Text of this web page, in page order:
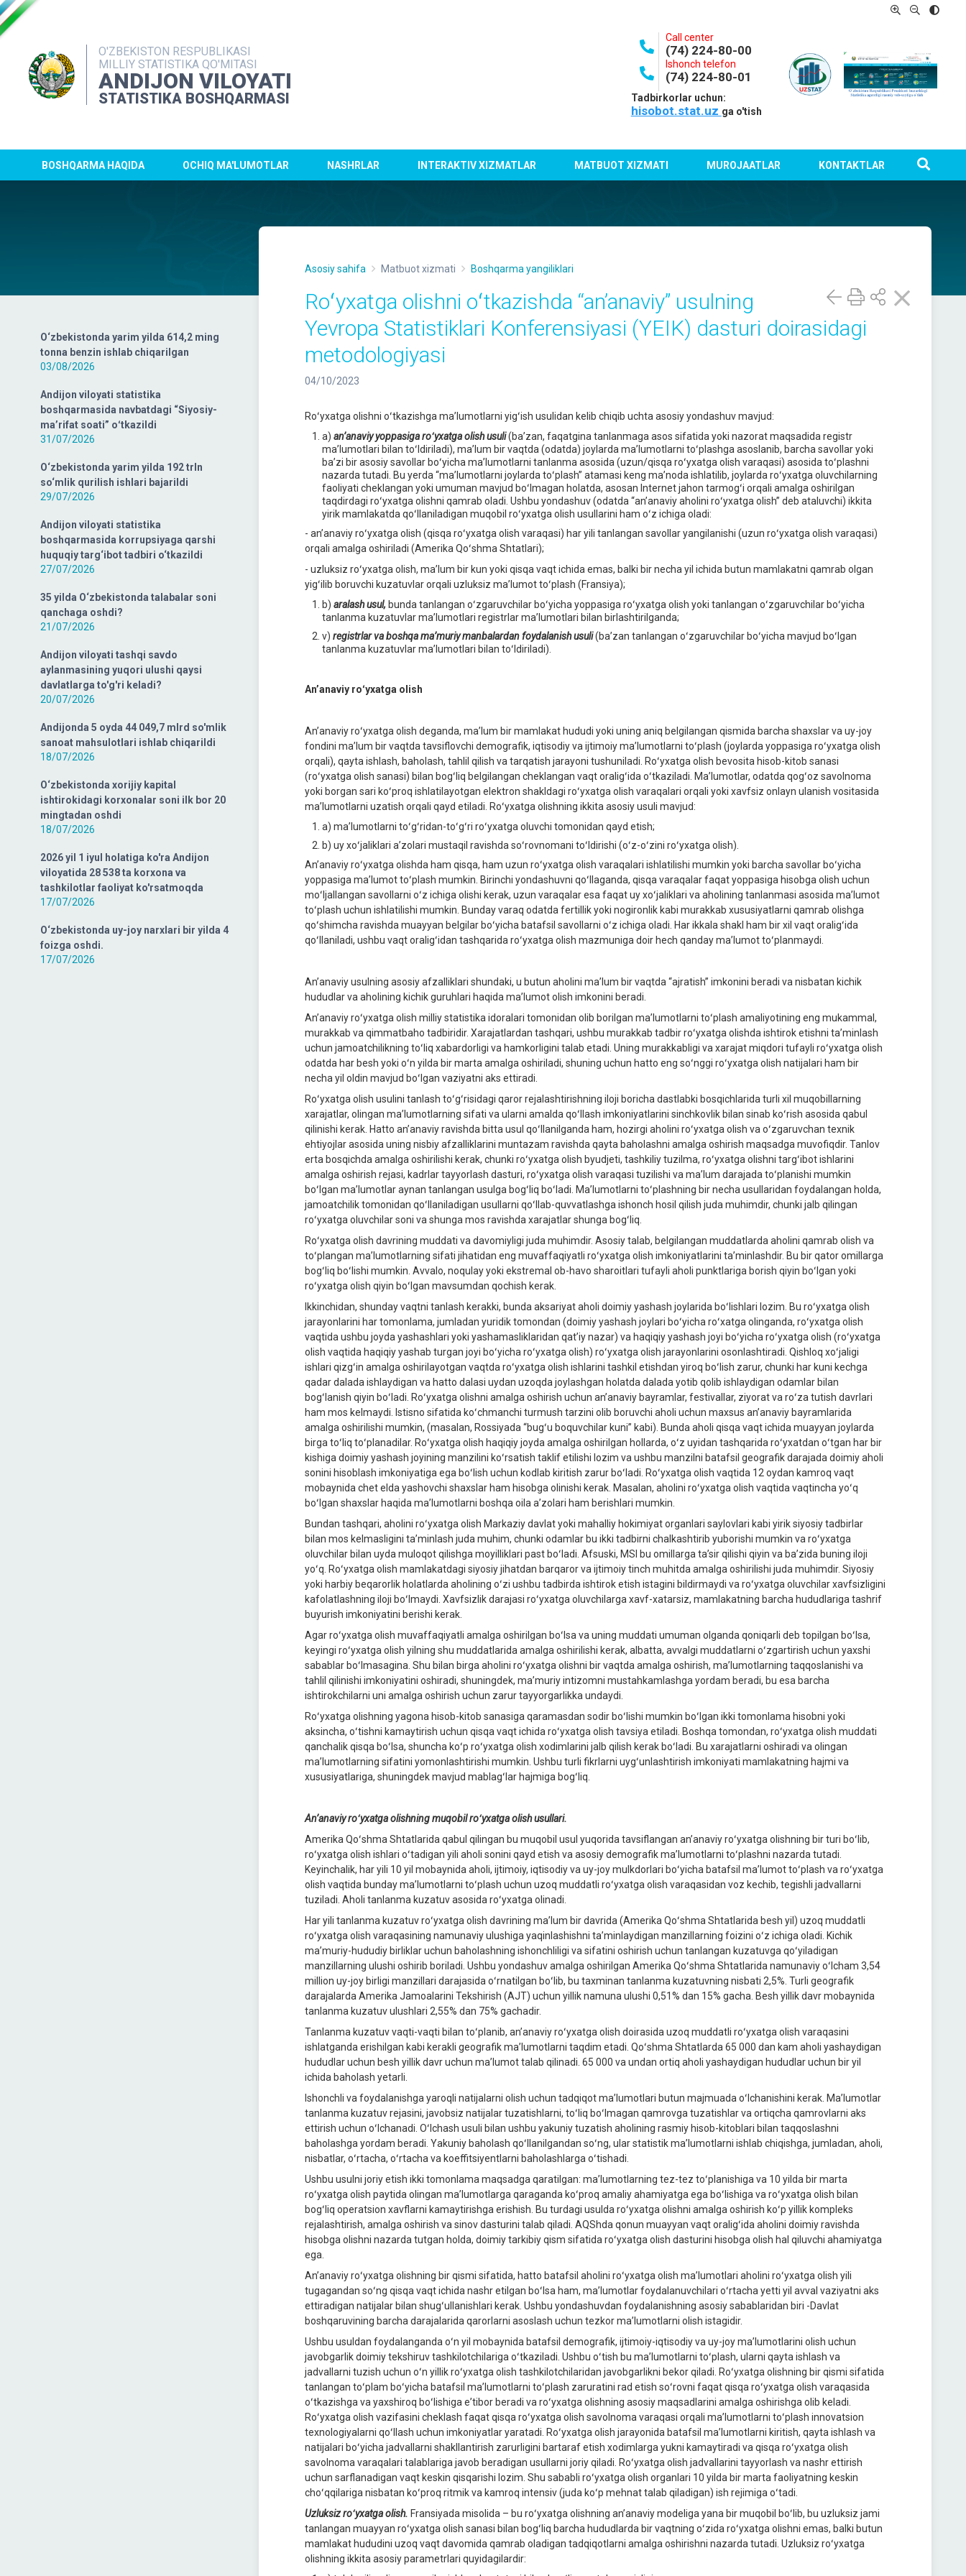
O'ZBEKISTON RESPUBLIKASI
MILLIY STATISTIKA QO'MITASI
ANDIJON VILOYATI
STATISTIKA BOSHQARMASI
Call center
(74) 224-80-00
Ishonch telefon
(74) 224-80-01
Tadbirkorlar uchun:
hisobot.stat.uz ga o'tish
BOSHQARMA HAQIDA OCHIQ MA'LUMOTLAR NASHRLAR INTERAKTIV XIZMATLAR MATBUOT XIZMATI MUROJAATLAR KONTAKTLAR
O‘zbekistonda yarim yilda 614,2 ming
tonna benzin ishlab chiqarilgan
03/08/2026
Andijon viloyati statistika
boshqarmasida navbatdagi “Siyosiy-
ma’rifat soati” oʻtkazildi
31/07/2026
O‘zbekistonda yarim yilda 192 trln
so‘mlik qurilish ishlari bajarildi
29/07/2026
Andijon viloyati statistika
boshqarmasida korrupsiyaga qarshi
huquqiy targ‘ibot tadbiri o‘tkazildi
27/07/2026
35 yilda O‘zbekistonda talabalar soni
qanchaga oshdi?
21/07/2026
Andijon viloyati tashqi savdo
aylanmasining yuqori ulushi qaysi
davlatlarga to'g'ri keladi?
20/07/2026
Andijonda 5 oyda 44 049,7 mlrd so'mlik
sanoat mahsulotlari ishlab chiqarildi
18/07/2026
O‘zbekistonda xorijiy kapital
ishtirokidagi korxonalar soni ilk bor 20
mingtadan oshdi
18/07/2026
2026 yil 1 iyul holatiga ko'ra Andijon
viloyatida 28 538 ta korxona va
tashkilotlar faoliyat ko'rsatmoqda
17/07/2026
O‘zbekistonda uy-joy narxlari bir yilda 4
foizga oshdi.
17/07/2026
Asosiy sahifa Matbuot xizmati Boshqarma yangiliklari
Roʻyxatga olishni oʻtkazishda “anʼanaviy” usulning
Yevropa Statistiklari Konferensiyasi (YEIK) dasturi doirasidagi
metodologiyasi
04/10/2023
Roʻyxatga olishni oʻtkazishga maʼlumotlarni yigʻish usulidan kelib chiqib uchta asosiy yondashuv mavjud:
a) anʼanaviy yoppasiga roʻyxatga olish usuli(baʼzan, faqatgina tanlanmaga asos sifatida yoki nazorat maqsadida registr
maʼlumotlari bilan toʻldiriladi), maʼlum bir vaqtda (odatda) joylarda maʼlumotlarni toʻplashga asoslanib, barcha savollar yoki
baʼzi bir asosiy savollar boʻyicha maʼlumotlarni tanlanma asosida (uzun/qisqa roʻyxatga olish varaqasi) asosida toʻplashni
nazarda tutadi. Bu yerda “maʼlumotlarni joylarda toʻplash” atamasi keng maʼnoda ishlatilib, joylarda roʻyxatga oluvchilarning
faoliyati cheklangan yoki umuman mavjud boʻlmagan holatda, asosan Internet jahon tarmogʻi orqali amalga oshirilgan
taqdirdagi roʻyxatga olishni qamrab oladi. Ushbu yondashuv (odatda “anʼanaviy aholini roʻyxatga olish” deb ataluvchi) ikkita
yirik mamlakatda qoʻllaniladigan muqobil roʻyxatga olish usullarini ham oʻz ichiga oladi:
- anʼanaviy roʻyxatga olish (qisqa roʻyxatga olish varaqasi) har yili tanlangan savollar yangilanishi (uzun roʻyxatga olish varaqasi)
orqali amalga oshiriladi (Amerika Qoʻshma Shtatlari);
- uzluksiz roʻyxatga olish, maʼlum bir kun yoki qisqa vaqt ichida emas, balki bir necha yil ichida butun mamlakatni qamrab olgan
yigʻilib boruvchi kuzatuvlar orqali uzluksiz maʼlumot toʻplash (Fransiya);
b) aralash usul, bunda tanlangan oʻzgaruvchilar boʻyicha yoppasiga roʻyxatga olish yoki tanlangan oʻzgaruvchilar boʻyicha
tanlanma kuzatuvlar maʼlumotlari registrlar maʼlumotlari bilan birlashtirilganda;
v) registrlar va boshqa maʼmuriy manbalardan foydalanish usuli(baʼzan tanlangan oʻzgaruvchilar boʻyicha mavjud boʻlgan
tanlanma kuzatuvlar maʼlumotlari bilan toʻldiriladi).
Anʼanaviy roʻyxatga olish
Anʼanaviy roʻyxatga olish deganda, maʼlum bir mamlakat hududi yoki uning aniq belgilangan qismida barcha shaxslar va uy-joy
fondini maʼlum bir vaqtda tavsiflovchi demografik, iqtisodiy va ijtimoiy maʼlumotlarni toʻplash (joylarda yoppasiga roʻyxatga olish
orqali), qayta ishlash, baholash, tahlil qilish va tarqatish jarayoni tushuniladi. Roʻyxatga olish bevosita hisob-kitob sanasi
(roʻyxatga olish sanasi) bilan bogʻliq belgilangan cheklangan vaqt oraligʻida oʻtkaziladi. Maʼlumotlar, odatda qogʻoz savolnoma
yoki borgan sari koʻproq ishlatilayotgan elektron shakldagi roʻyxatga olish varaqalari orqali yoki xavfsiz onlayn ulanish vositasida
maʼlumotlarni uzatish orqali qayd etiladi. Roʻyxatga olishning ikkita asosiy usuli mavjud:
a) maʼlumotlarni toʻgʻridan-toʻgʻri roʻyxatga oluvchi tomonidan qayd etish;
b) uy xoʻjaliklari aʼzolari mustaqil ravishda soʻrovnomani toʻldirishi (oʻz-oʻzini roʻyxatga olish).
Anʼanaviy roʻyxatga olishda ham qisqa, ham uzun roʻyxatga olish varaqalari ishlatilishi mumkin yoki barcha savollar boʻyicha
yoppasiga maʼlumot toʻplash mumkin. Birinchi yondashuvni qoʻllaganda, qisqa varaqalar faqat yoppasiga hisobga olish uchun
moʻljallangan savollarni oʻz ichiga olishi kerak, uzun varaqalar esa faqat uy xoʻjaliklari va aholining tanlanmasi asosida maʼlumot
toʻplash uchun ishlatilishi mumkin. Bunday varaq odatda fertillik yoki nogironlik kabi murakkab xususiyatlarni qamrab olishga
qoʻshimcha ravishda muayyan belgilar boʻyicha batafsil savollarni oʻz ichiga oladi. Har ikkala shakl ham bir xil vaqt oraligʻida
qoʻllaniladi, ushbu vaqt oraligʻidan tashqarida roʻyxatga olish mazmuniga doir hech qanday maʼlumot toʻplanmaydi.
Anʼanaviy usulning asosiy afzalliklari shundaki, u butun aholini maʼlum bir vaqtda “ajratish” imkonini beradi va nisbatan kichik
hududlar va aholining kichik guruhlari haqida maʼlumot olish imkonini beradi.
Anʼanaviy roʻyxatga olish milliy statistika idoralari tomonidan olib borilgan maʼlumotlarni toʻplash amaliyotining eng mukammal,
murakkab va qimmatbaho tadbiridir. Xarajatlardan tashqari, ushbu murakkab tadbir roʻyxatga olishda ishtirok etishni taʼminlash
uchun jamoatchilikning toʻliq xabardorligi va hamkorligini talab etadi. Uning murakkabligi va xarajat miqdori tufayli roʻyxatga olish
odatda har besh yoki oʻn yilda bir marta amalga oshiriladi, shuning uchun hatto eng soʻnggi roʻyxatga olish natijalari ham bir
necha yil oldin mavjud boʻlgan vaziyatni aks ettiradi.
Roʻyxatga olish usulini tanlash toʻgʻrisidagi qaror rejalashtirishning iloji boricha dastlabki bosqichlarida turli xil muqobillarning
xarajatlar, olingan maʼlumotlarning sifati va ularni amalda qoʻllash imkoniyatlarini sinchkovlik bilan sinab koʻrish asosida qabul
qilinishi kerak. Hatto anʼanaviy ravishda bitta usul qoʻllanilganda ham, hozirgi aholini roʻyxatga olish va oʻzgaruvchan texnik
ehtiyojlar asosida uning nisbiy afzalliklarini muntazam ravishda qayta baholashni amalga oshirish maqsadga muvofiqdir. Tanlov
erta bosqichda amalga oshirilishi kerak, chunki roʻyxatga olish byudjeti, tashkiliy tuzilma, roʻyxatga olishni targʻibot ishlarini
amalga oshirish rejasi, kadrlar tayyorlash dasturi, roʻyxatga olish varaqasi tuzilishi va maʼlum darajada toʻplanishi mumkin
boʻlgan maʼlumotlar aynan tanlangan usulga bogʻliq boʻladi. Maʼlumotlarni toʻplashning bir necha usullaridan foydalangan holda,
jamoatchilik tomonidan qoʻllaniladigan usullarni qoʻllab-quvvatlashga ishonch hosil qilish juda muhimdir, chunki jalb qilingan
roʻyxatga oluvchilar soni va shunga mos ravishda xarajatlar shunga bogʻliq.
Roʻyxatga olish davrining muddati va davomiyligi juda muhimdir. Asosiy talab, belgilangan muddatlarda aholini qamrab olish va
toʻplangan maʼlumotlarning sifati jihatidan eng muvaffaqiyatli roʻyxatga olish imkoniyatlarini taʼminlashdir. Bu bir qator omillarga
bogʻliq boʻlishi mumkin. Avvalo, noqulay yoki ekstremal ob-havo sharoitlari tufayli aholi punktlariga borish qiyin boʻlgan yoki
roʻyxatga olish qiyin boʻlgan mavsumdan qochish kerak.
Ikkinchidan, shunday vaqtni tanlash kerakki, bunda aksariyat aholi doimiy yashash joylarida boʻlishlari lozim. Bu roʻyxatga olish
jarayonlarini har tomonlama, jumladan yuridik tomondan (doimiy yashash joylari boʻyicha roʻxatga olinganda, roʻyxatga olish
vaqtida ushbu joyda yashashlari yoki yashamasliklaridan qat’iy nazar) va haqiqiy yashash joyi boʻyicha roʻyxatga olish (roʻyxatga
olish vaqtida haqiqiy yashab turgan joyi boʻyicha roʻyxatga olish) roʻyxatga olish jarayonlarini osonlashtiradi. Qishloq xoʻjaligi
ishlari qizgʻin amalga oshirilayotgan vaqtda roʻyxatga olish ishlarini tashkil etishdan yiroq boʻlish zarur, chunki har kuni kechga
qadar dalada ishlaydigan va hatto dalasi uydan uzoqda joylashgan holatda dalada yotib qolib ishlaydigan odamlar bilan
bogʻlanish qiyin boʻladi. Roʻyxatga olishni amalga oshirish uchun anʼanaviy bayramlar, festivallar, ziyorat va roʻza tutish davrlari
ham mos kelmaydi. Istisno sifatida koʻchmanchi turmush tarzini olib boruvchi aholi uchun maxsus anʼanaviy bayramlarida
amalga oshirilishi mumkin, (masalan, Rossiyada “bugʻu boquvchilar kuni” kabi). Bunda aholi qisqa vaqt ichida muayyan joylarda
birga toʻliq toʻplanadilar. Roʻyxatga olish haqiqiy joyda amalga oshirilgan hollarda, oʻz uyidan tashqarida roʻyxatdan oʻtgan har bir
kishiga doimiy yashash joyining manzilini koʻrsatish taklif etilishi lozim va ushbu manzilni batafsil geografik darajada doimiy aholi
sonini hisoblash imkoniyatiga ega boʻlish uchun kodlab kiritish zarur boʻladi. Roʻyxatga olish vaqtida 12 oydan kamroq vaqt
mobaynida chet elda yashovchi shaxslar ham hisobga olinishi kerak. Masalan, aholini roʻyxatga olish vaqtida vaqtincha yoʻq
boʻlgan shaxslar haqida maʼlumotlarni boshqa oila aʼzolari ham berishlari mumkin.
Bundan tashqari, aholini roʻyxatga olish Markaziy davlat yoki mahalliy hokimiyat organlari saylovlari kabi yirik siyosiy tadbirlar
bilan mos kelmasligini taʼminlash juda muhim, chunki odamlar bu ikki tadbirni chalkashtirib yuborishi mumkin va roʻyxatga
oluvchilar bilan uyda muloqot qilishga moyilliklari past boʻladi. Afsuski, MSI bu omillarga taʼsir qilishi qiyin va baʼzida buning iloji
yoʻq. Roʻyxatga olish mamlakatdagi siyosiy jihatdan barqaror va ijtimoiy tinch muhitda amalga oshirilishi juda muhimdir. Siyosiy
yoki harbiy beqarorlik holatlarda aholining oʻzi ushbu tadbirda ishtirok etish istagini bildirmaydi va roʻyxatga oluvchilar xavfsizligini
kafolatlashning iloji boʻlmaydi. Xavfsizlik darajasi roʻyxatga oluvchilarga xavf-xatarsiz, mamlakatning barcha hududlariga tashrif
buyurish imkoniyatini berishi kerak.
Agar roʻyxatga olish muvaffaqiyatli amalga oshirilgan boʻlsa va uning muddati umuman olganda qoniqarli deb topilgan boʻlsa,
keyingi roʻyxatga olish yilning shu muddatlarida amalga oshirilishi kerak, albatta, avvalgi muddatlarni oʻzgartirish uchun yaxshi
sabablar boʻlmasagina. Shu bilan birga aholini roʻyxatga olishni bir vaqtda amalga oshirish, maʼlumotlarning taqqoslanishi va
tahlil qilinishi imkoniyatini oshiradi, shuningdek, maʼmuriy intizomni mustahkamlashga yordam beradi, bu esa barcha
ishtirokchilarni uni amalga oshirish uchun zarur tayyorgarlikka undaydi.
Roʻyxatga olishning yagona hisob-kitob sanasiga qaramasdan sodir boʻlishi mumkin boʻlgan ikki tomonlama hisobni yoki
aksincha, oʻtishni kamaytirish uchun qisqa vaqt ichida roʻyxatga olish tavsiya etiladi. Boshqa tomondan, roʻyxatga olish muddati
qanchalik qisqa boʻlsa, shuncha koʻp roʻyxatga olish xodimlarini jalb qilish kerak boʻladi. Bu xarajatlarni oshiradi va olingan
maʼlumotlarning sifatini yomonlashtirishi mumkin. Ushbu turli fikrlarni uygʻunlashtirish imkoniyati mamlakatning hajmi va
xususiyatlariga, shuningdek mavjud mablagʻlar hajmiga bogʻliq.
Anʼanaviy roʻyxatga olishning muqobil roʻyxatga olish usullari.
Amerika Qoʻshma Shtatlarida qabul qilingan bu muqobil usul yuqorida tavsiflangan anʼanaviy roʻyxatga olishning bir turi boʻlib,
roʻyxatga olish ishlari oʻtadigan yili aholi sonini qayd etish va asosiy demografik maʼlumotlarni toʻplashni nazarda tutadi.
Keyinchalik, har yili 10 yil mobaynida aholi, ijtimoiy, iqtisodiy va uy-joy mulkdorlari boʻyicha batafsil maʼlumot toʻplash va roʻyxatga
olish vaqtida bunday maʼlumotlarni toʻplash uchun uzoq muddatli roʻyxatga olish varaqasidan voz kechib, tegishli jadvallarni
tuziladi. Aholi tanlanma kuzatuv asosida roʻyxatga olinadi.
Har yili tanlanma kuzatuv roʻyxatga olish davrining maʼlum bir davrida (Amerika Qoʻshma Shtatlarida besh yil) uzoq muddatli
roʻyxatga olish varaqasining namunaviy ulushiga yaqinlashishni taʼminlaydigan manzillarning foizini oʻz ichiga oladi. Kichik
maʼmuriy-hududiy birliklar uchun baholashning ishonchliligi va sifatini oshirish uchun tanlangan kuzatuvga qoʻyiladigan
manzillarning ulushi oshirib boriladi. Ushbu yondashuv amalga oshirilgan Amerika Qoʻshma Shtatlarida namunaviy oʻlcham 3,54
million uy-joy birligi manzillari darajasida oʻrnatilgan boʻlib, bu taxminan tanlanma kuzatuvning nisbati 2,5%. Turli geografik
darajalarda Amerika Jamoalarini Tekshirish (AJT) uchun yillik namuna ulushi 0,51% dan 15% gacha. Besh yillik davr mobaynida
tanlanma kuzatuv ulushlari 2,55% dan 75% gachadir.
Tanlanma kuzatuv vaqti-vaqti bilan toʻplanib, anʼanaviy roʻyxatga olish doirasida uzoq muddatli roʻyxatga olish varaqasini
ishlatganda erishilgan kabi kerakli geografik maʼlumotlarni taqdim etadi. Qoʻshma Shtatlarda 65 000 dan kam aholi yashaydigan
hududlar uchun besh yillik davr uchun maʼlumot talab qilinadi. 65 000 va undan ortiq aholi yashaydigan hududlar uchun bir yil
ichida baholash yetarli.
Ishonchli va foydalanishga yaroqli natijalarni olish uchun tadqiqot maʼlumotlari butun majmuada oʻlchanishini kerak. Maʼlumotlar
tanlanma kuzatuv rejasini, javobsiz natijalar tuzatishlarni, toʻliq boʻlmagan qamrovga tuzatishlar va ortiqcha qamrovlarni aks
ettirish uchun oʻlchanadi. Oʻlchash usuli bilan ushbu yakuniy tuzatish aholining rasmiy hisob-kitoblari bilan taqqoslashni
baholashga yordam beradi. Yakuniy baholash qoʻllanilgandan soʻng, ular statistik maʼlumotlarni ishlab chiqishga, jumladan, aholi,
nisbatlar, oʻrtacha, oʻrtacha va koeffitsiyentlarni baholashlarga oʻtishadi.
Ushbu usulni joriy etish ikki tomonlama maqsadga qaratilgan: maʼlumotlarning tez-tez toʻplanishiga va 10 yilda bir marta
roʻyxatga olish paytida olingan maʼlumotlarga qaraganda koʻproq amaliy ahamiyatga ega boʻlishiga va roʻyxatga olish bilan
bogʻliq operatsion xavflarni kamaytirishga erishish. Bu turdagi usulda roʻyxatga olishni amalga oshirish koʻp yillik kompleks
rejalashtirish, amalga oshirish va sinov dasturini talab qiladi. AQShda qonun muayyan vaqt oraligʻida aholini doimiy ravishda
hisobga olishni nazarda tutgan holda, doimiy tarkibiy qism sifatida roʻyxatga olish dasturini hisobga olish hal qiluvchi ahamiyatga
ega.
Anʼanaviy roʻyxatga olishning bir qismi sifatida, hatto batafsil aholini roʻyxatga olish maʼlumotlari aholini roʻyxatga olish yili
tugagandan soʻng qisqa vaqt ichida nashr etilgan boʻlsa ham, maʼlumotlar foydalanuvchilari oʻrtacha yetti yil avval vaziyatni aks
ettiradigan natijalar bilan shugʻullanishlari kerak. Ushbu yondashuvdan foydalanishning asosiy sabablaridan biri -Davlat
boshqaruvining barcha darajalarida qarorlarni asoslash uchun tezkor maʼlumotlarni olish istagidir.
Ushbu usuldan foydalanganda oʻn yil mobaynida batafsil demografik, ijtimoiy-iqtisodiy va uy-joy maʼlumotlarini olish uchun
javobgarlik doimiy tekshiruv tashkilotchilariga oʻtkaziladi. Ushbu oʻtish bu maʼlumotlarni toʻplash, ularni qayta ishlash va
jadvallarni tuzish uchun oʻn yillik roʻyxatga olish tashkilotchilaridan javobgarlikni bekor qiladi. Roʻyxatga olishning bir qismi sifatida
tanlangan toʻplam boʻyicha batafsil maʼlumotlarni toʻplash zaruratini rad etish soʻrovni faqat qisqa roʻyxatga olish varaqasida
oʻtkazishga va yaxshiroq boʻlishiga eʼtibor beradi va roʻyxatga olishning asosiy maqsadlarini amalga oshirishga olib keladi.
Roʻyxatga olish vazifasini cheklash faqat qisqa roʻyxatga olish savolnoma varaqasi orqali maʼlumotlarni toʻplash innovatsion
texnologiyalarni qoʻllash uchun imkoniyatlar yaratadi. Roʻyxatga olish jarayonida batafsil maʼlumotlarni kiritish, qayta ishlash va
natijalari boʻyicha jadvallarni shakllantirish zarurligini bartaraf etish xodimlarga yukni kamaytiradi va qisqa roʻyxatga olish
savolnoma varaqalari talablariga javob beradigan usullarni joriy qiladi. Roʻyxatga olish jadvallarini tayyorlash va nashr ettirish
uchun sarflanadigan vaqt keskin qisqarishi lozim. Shu sababli roʻyxatga olish organlari 10 yilda bir marta faoliyatning keskin
choʻqqilariga nisbatan koʻproq ritmik va kamroq intensiv (juda koʻp mehnat talab qiladigan) ish rejimiga oʻtadi.
Uzluksiz roʻyxatga olish. Fransiyada misolida – bu roʻyxatga olishning anʼanaviy modeliga yana bir muqobil boʻlib, bu uzluksiz jami
tanlangan muayyan roʻyxatga olish sanasi bilan bogʻliq barcha hududlarda bir vaqtning oʻzida roʻyxatga olishni emas, balki butun
mamlakat hududini uzoq vaqt davomida qamrab oladigan tadqiqotlarni amalga oshirishni nazarda tutadi. Uzluksiz roʻyxatga
olishning ikkita asosiy parametrlari quyidagilardir: